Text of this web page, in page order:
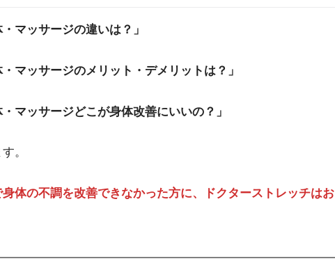
マッサージの違いは？」
マッサージのメリット・デメリットは？」
マッサージどこが身体改善にいいの？」
。
体の不調を改善できなかった方に、ドクターストレッチはお